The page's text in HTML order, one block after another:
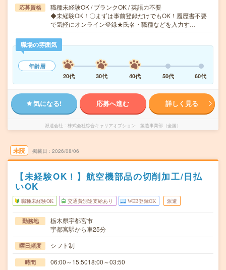
応募資格
職種未経験OK / ブランクOK / 英語力不要
◆未経験OK！〇まずは事前登録だけでもOK！履歴書不要
で気軽にオンライン登録★氏名・職種などを入力す…
職場の雰囲気
年齢層
20代
30代 40代 50代 60代
気になる! 応募へ進む 詳しく見る
派遣会社 株式会社綜合キャリアオプション 製造事業部（全国）
未読 掲載日 2026/08/06
【未経験OK！】航空機部品の切削加工/日払
いOK
職種未経験OK 交通費別途支給あり WEB登録OK 派遣
勤務地
栃木県宇都宮市
宇都宮駅から車25分
曜日頻度 シフト制
時間 06:00～15:5018:00～03:50